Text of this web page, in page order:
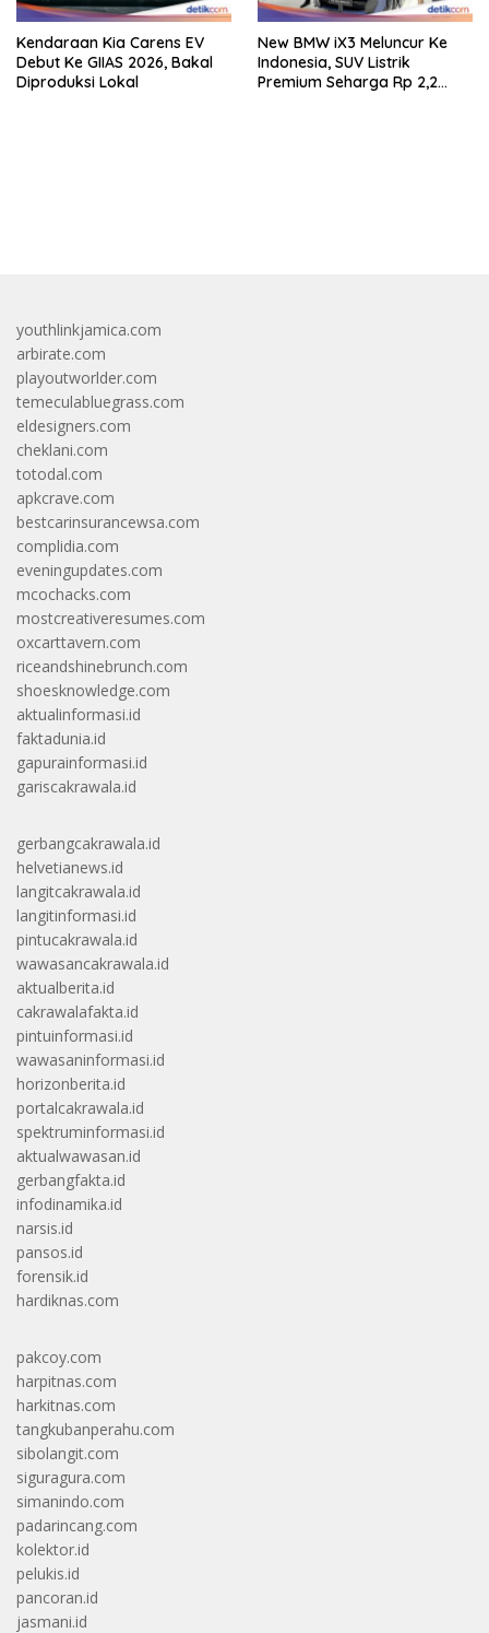
Kendaraan Kia Carens EV
Debut Ke GIIAS 2026, Bakal
Diproduksi Lokal
New BMW iX3 Meluncur Ke
Indonesia, SUV Listrik
Premium Seharga Rp 2,2
youthlinkjamica.com
arbirate.com
playoutworlder.com
temeculabluegrass.com
eldesigners.com
cheklani.com
totodal.com
apkcrave.com
bestcarinsurancewsa.com
complidia.com
eveningupdates.com
mcochacks.com
mostcreativeresumes.com
oxcarttavern.com
riceandshinebrunch.com
shoesknowledge.com
aktualinformasi.id
faktadunia.id
gapurainformasi.id
gariscakrawala.id
gerbangcakrawala.id
helvetianews.id
langitcakrawala.id
langitinformasi.id
pintucakrawala.id
wawasancakrawala.id
aktualberita.id
cakrawalafakta.id
pintuinformasi.id
wawasaninformasi.id
horizonberita.id
portalcakrawala.id
spektruminformasi.id
aktualwawasan.id
gerbangfakta.id
infodinamika.id
narsis.id
pansos.id
forensik.id
hardiknas.com
pakcoy.com
harpitnas.com
harkitnas.com
tangkubanperahu.com
sibolangit.com
siguragura.com
simanindo.com
padarincang.com
kolektor.id
pelukis.id
pancoran.id
jasmani.id